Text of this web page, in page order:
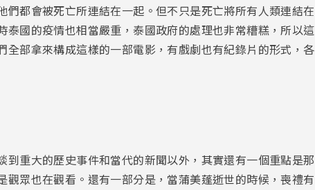
都會被死亡所連結在一起。但不只是死亡將所有人類連結在
國的疫情也相當嚴重，泰國政府的處理也非常糟糕，所以這
部拿來構成這樣的一部電影，有戲劇也有紀錄片的形式，各
重大的歷史事件和當代的新聞以外，其實還有一個重點是那
眾也在觀看。還有一部分是，當蒲美蓬逝世的時候，喪禮有